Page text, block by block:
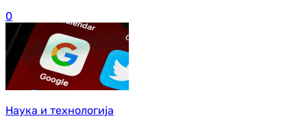
0
Наука и технологија